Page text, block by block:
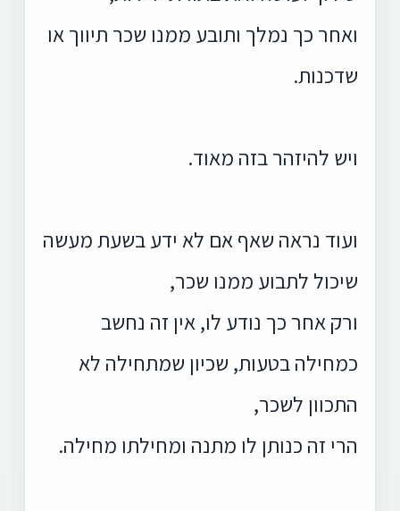
ואחר כך נמלך ותובע ממנו שכר תיווך או
שדכנות.
ויש להיזהר בזה מאוד.
ועוד נראה שאף אם לא ידע בשעת מעשה
שיכול לתבוע ממנו שכר,
ורק אחר כך נודע לו, אין זה נחשב
כמחילה בטעות, שכיון שמתחילה לא
התכוון לשכר,
הרי זה כנותן לו מתנה ומחילתו מחילה.